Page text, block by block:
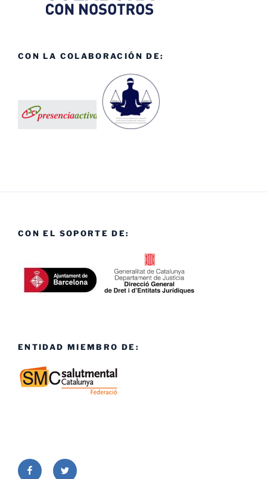
CON LA COLABORACIÓN DE:
CON EL SOPORTE DE:
ENTIDAD MIEMBRO DE:
FacebookTwitter